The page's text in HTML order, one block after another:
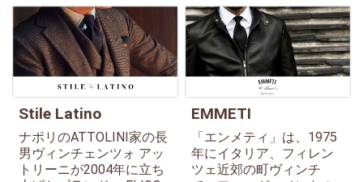
Stile Latino
ナポリのATTOLINI家の長
男ヴィンチェンツォ アッ
トリーニが2004年に立ち
EMMETI
「エンメティ」は、1975
年にイタリア、フィレン
ツェ近郊の町ヴィンチ